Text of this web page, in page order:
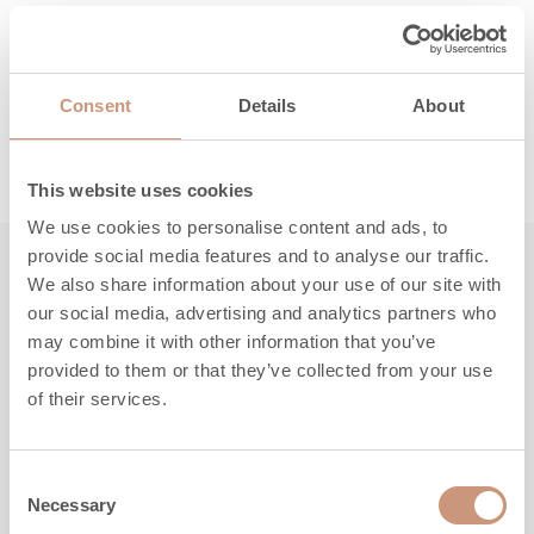
Consent Details About
This website uses cookies
We use cookies to personalise content and ads, to
provide social media features and to analyse our traffic.
We also share information about your use of our site with
our social media, advertising and analytics partners who
may combine it with other information that you’ve
provided to them or that they’ve collected from your use
of their services.
Selection
Necessary
varaosaosapalvelun yhteystiedot sekä takuuasiat.
LUE LISÄÄ
Tutustu myös